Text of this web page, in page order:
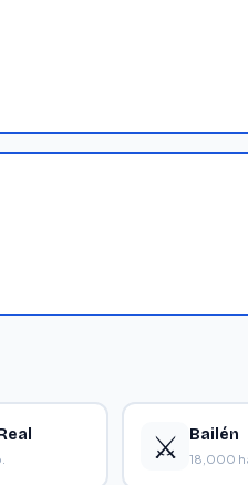
⚔️ Bailén
18,000